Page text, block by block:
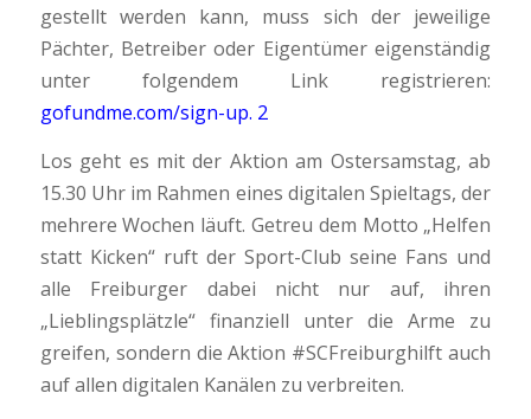
gestellt werden kann, muss sich der jeweilige
Pächter, Betreiber oder Eigentümer eigenständig
unter folgendem Link registrieren:
gofundme.com/sign-up. 2
Los geht es mit der Aktion am Ostersamstag, ab
15.30 Uhr im Rahmen eines digitalen Spieltags, der
mehrere Wochen läuft. Getreu dem Motto „Helfen
statt Kicken“ ruft der Sport-Club seine Fans und
alle Freiburger dabei nicht nur auf, ihren
„Lieblingsplätzle“ finanziell unter die Arme zu
greifen, sondern die Aktion #SCFreiburghilft auch
auf allen digitalen Kanälen zu verbreiten.